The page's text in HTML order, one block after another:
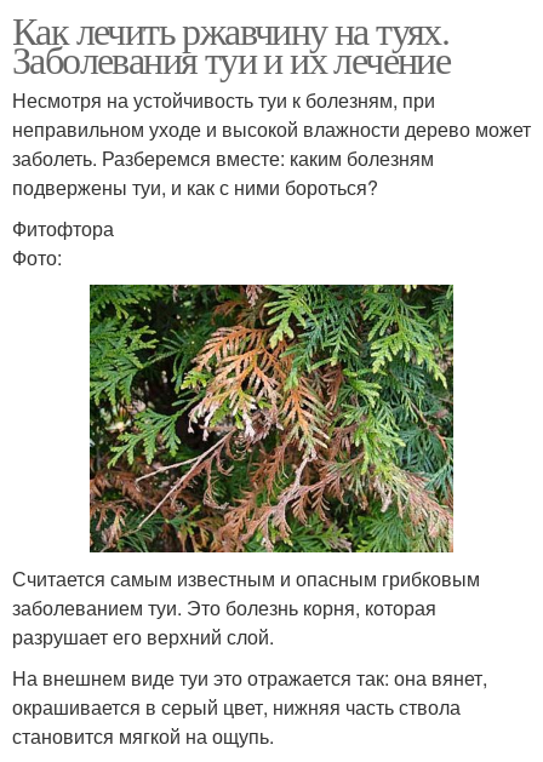
Как лечить ржавчину на туях.
Заболевания туи и их лечение
Несмотря на устойчивость туи к болезням, при
неправильном уходе и высокой влажности дерево может
заболеть. Разберемся вместе: каким болезням
подвержены туи, и как с ними бороться?
Фитофтора
Фото:
Считается самым известным и опасным грибковым
заболеванием туи. Это болезнь корня, которая
разрушает его верхний слой.
На внешнем виде туи это отражается так: она вянет,
окрашивается в серый цвет, нижняя часть ствола
становится мягкой на ощупь.